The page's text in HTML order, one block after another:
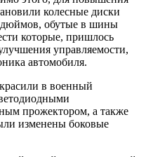
колесные диски
дюймов, обутые в шины
которые, пришлось
управляемости,
автомобиля.
в военный
прожектором, а также
изменены боковые